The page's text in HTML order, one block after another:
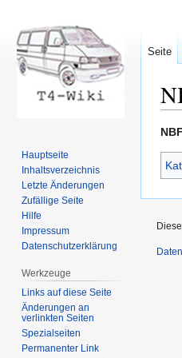
Zur
Zur
NBF
Seite
Hauptseite
Inhaltsverzeichnis
Letzte Änderungen
Zufällige Seite
Hilfe
Impressum
Datenschutzerklärung
Werkzeuge
Links auf diese Seite
Änderungen an
verlinkten Seiten
Spezialseiten
Permanenter Link